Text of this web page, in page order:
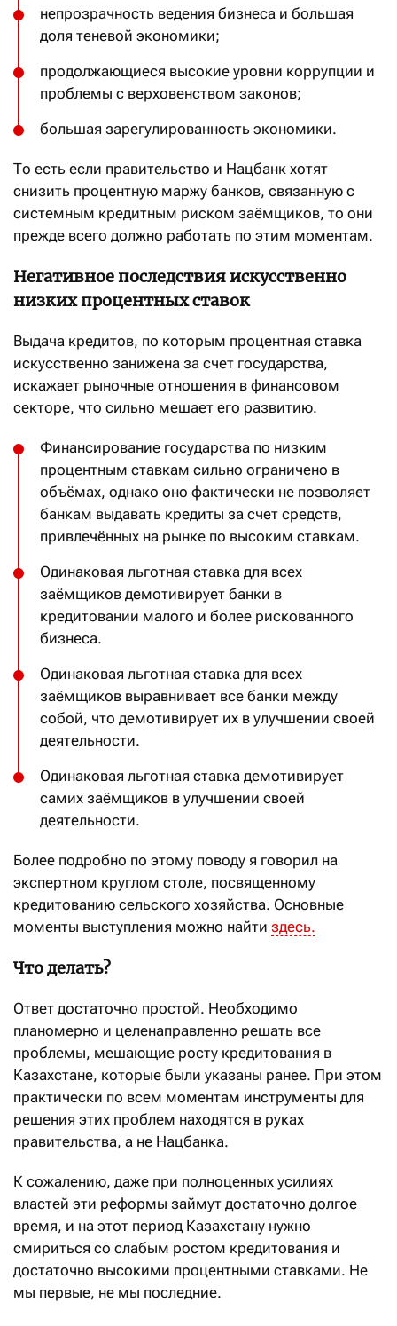
непрозрачность ведения бизнеса и большая
доля теневой экономики;
продолжающиеся высокие уровни коррупции и
проблемы с верховенством законов;
большая зарегулированность экономики.
То есть если правительство и Нацбанк хотят
снизить процентную маржу банков, связанную с
системным кредитным риском заёмщиков, то они
прежде всего должно работать по этим моментам.
Негативное последствия искусственно
низких процентных ставок
Выдача кредитов, по которым процентная ставка
искусственно занижена за счет государства,
искажает рыночные отношения в финансовом
секторе, что сильно мешает его развитию.
Финансирование государства по низким
процентным ставкам сильно ограничено в
объёмах, однако оно фактически не позволяет
банкам выдавать кредиты за счет средств,
привлечённых на рынке по высоким ставкам.
Одинаковая льготная ставка для всех
заёмщиков демотивирует банки в
кредитовании малого и более рискованного
бизнеса.
Одинаковая льготная ставка для всех
заёмщиков выравнивает все банки между
собой, что демотивирует их в улучшении своей
деятельности.
Одинаковая льготная ставка демотивирует
самих заёмщиков в улучшении своей
деятельности.
Более подробно по этому поводу я говорил на
экспертном круглом столе, посвященному
кредитованию сельского хозяйства. Основные
моменты выступления можно найти здесь.
Что делать?
Ответ достаточно простой. Необходимо
планомерно и целенаправленно решать все
проблемы, мешающие росту кредитования в
Казахстане, которые были указаны ранее. При этом
практически по всем моментам инструменты для
решения этих проблем находятся в руках
правительства, а не Нацбанка.
К сожалению, даже при полноценных усилиях
властей эти реформы займут достаточно долгое
время, и на этот период Казахстану нужно
смириться со слабым ростом кредитования и
достаточно высокими процентными ставками. Не
мы первые, не мы последние.